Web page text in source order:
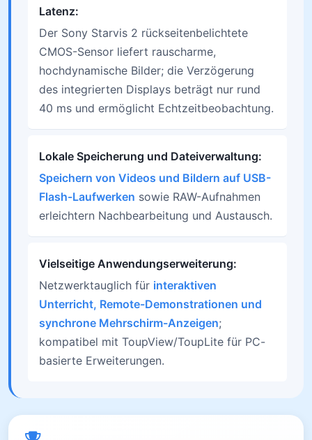
Latenz:
Der Sony Starvis 2 rückseitenbelichtete
CMOS-Sensor liefert rauscharme,
hochdynamische Bilder; die Verzögerung
des integrierten Displays beträgt nur rund
40 ms und ermöglicht Echtzeitbeobachtung.
Lokale Speicherung und Dateiverwaltung:
Speichern von Videos und Bildern auf USB-
Flash-Laufwerken sowie RAW-Aufnahmen
erleichtern Nachbearbeitung und Austausch.
Vielseitige Anwendungserweiterung:
Netzwerktauglich für interaktiven
Unterricht, Remote-Demonstrationen und
synchrone Mehrschirm-Anzeigen;
kompatibel mit ToupView/ToupLite für PC-
basierte Erweiterungen.